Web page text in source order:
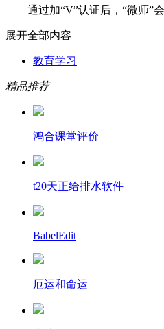
通过加“V”认证后，“微师”
展开全部内容
教育学习
精品推荐
鸿合课堂评价
t20天正给排水软件
BabelEdit
厄运和命运